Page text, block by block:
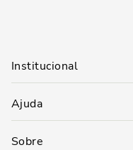
Institucional
Ajuda
Sobre